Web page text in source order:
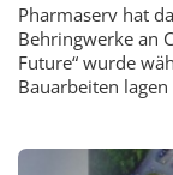
Pharmaserv hat
Behringwerke an
Future“ wurde
Bauarbeiten